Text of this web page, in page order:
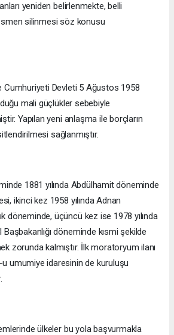
yeniden belirlenmekte, belli
silinmesi söz konusu
Cumhuriyeti Devleti 5 Ağustos 1958
mali güçlükler sebebiyle
Yapılan yeni anlaşma ile borçların
sağlanmıştır.
1881 yılında Abdülhamit döneminde
ikinci kez 1958 yılında Adnan
döneminde, üçüncü kez ise 1978 yılında
döneminde kısmi şekilde
zorunda kalmıştır. İlk moratoryum ilanı
u umumiye idaresinin de kuruluşu
ülkeler bu yola başvurmakla